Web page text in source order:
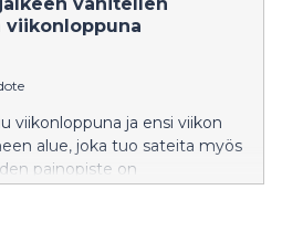
viikonloppuna
viikonloppuna ja ensi viikon
alue, joka tuo sateita myös
painopiste on